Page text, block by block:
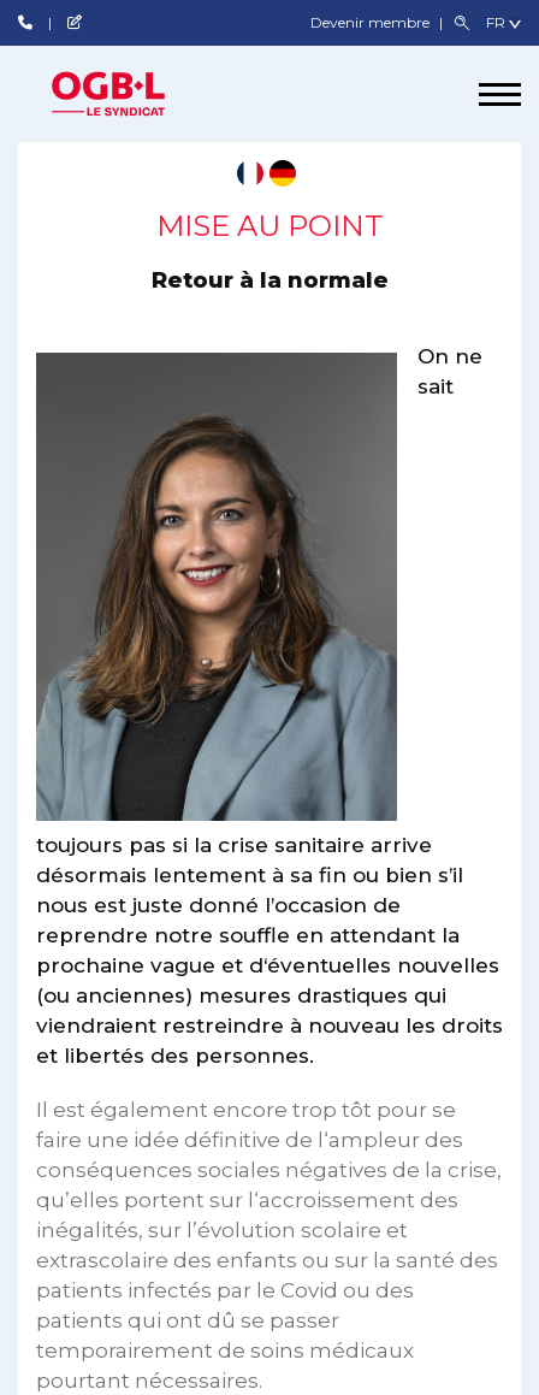
Devenir membre
MISE AU POINT
Retour à la normale
On ne
sait
toujours pas si la crise sanitaire arrive
désormais lentement à sa fin ou bien s’il
nous est juste donné l’occasion de
reprendre notre souffle en attendant la
prochaine vague et d‘éventuelles nouvelles
(ou anciennes) mesures drastiques qui
viendraient restreindre à nouveau les droits
et libertés des personnes.
Il est également encore trop tôt pour se
faire une idée définitive de l‘ampleur des
conséquences sociales négatives de la crise,
qu’elles portent sur l‘accroissement des
inégalités, sur l’évolution scolaire et
extrascolaire des enfants ou sur la santé des
patients infectés par le Covid ou des
patients qui ont dû se passer
temporairement de soins médicaux
pourtant nécessaires.